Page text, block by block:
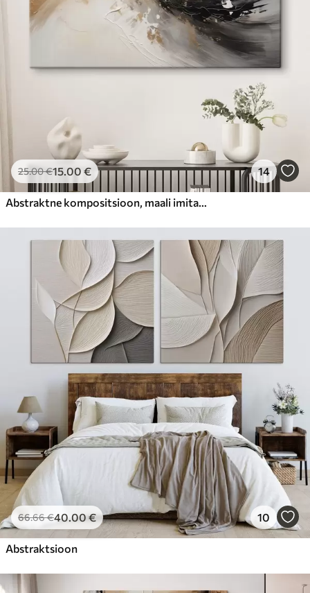
25.00€15.00 € 14
Abstraktne kompositsioon, maali imitatsioon
66.66€40.00€ 10
Abstraktsioon